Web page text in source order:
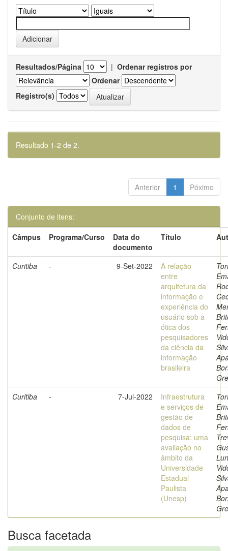
Resultados/Página | Ordenar registros por
Ordenar
Registro(s)
Resultado 1-2 de 2.
Anterior 1 Póximo
Conjunto de itens:
Câmpus
Programa/Curso
Data do
documento
Título
Curitiba - 9-Set-2022
A relação
entre
arquitetura da
informação e
experiência do
usuário sob a
ótica dos
pesquisadores
da ciência da
informação
brasileira
Curitiba
- 7-Jul-2022
Infraestrutura
e serviços de
gestão de
dados de
pesquisa: uma
avaliação no
âmbito da
Universidade
Estadual
Paulista
(Unesp)
Busca facetada